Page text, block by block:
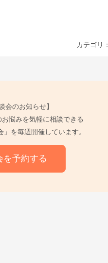
カテゴリ：
会のお知らせ】
悩みを気軽に相談できる
」を毎週開催しています。
を予約する